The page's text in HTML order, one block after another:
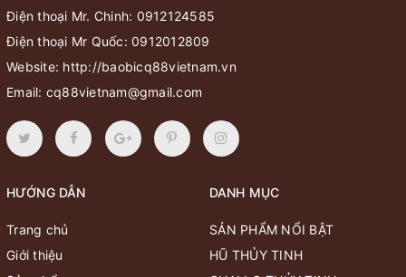
Điện thoại Mr. Chinh: 0912124585
Điện thoại Mr Quốc: 0912012809
Website: http://baobicq88vietnam.vn
Email: cq88vietnam@gmail.com
HƯỚNG DẪN
Trang chủ
Giới thiệu
DANH MỤC
SẢN PHẨM NỔI BẬT
HŨ THỦY TINH